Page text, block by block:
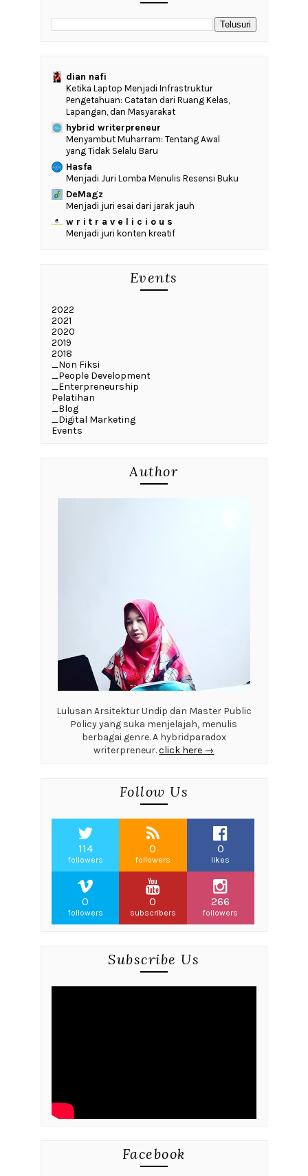
dian nafi
Ketika Laptop Menjadi Infrastruktur
Pengetahuan: Catatan dari Ruang Kelas,
Lapangan, dan Masyarakat
hybrid writerpreneur
Menyambut Muharram: Tentang Awal
yang Tidak Selalu Baru
Hasfa
Menjadi Juri Lomba Menulis Resensi Buku
DeMagz
Menjadi juri esai dari jarak jauh
w r i t r a v e l i c i o u s
Menjadi juri konten kreatif
Events
2022
2021
2020
2019
2018
_Non Fiksi
_People Development
_Enterpreneurship
Pelatihan
_Blog
_Digital Marketing
Events
Author
Lulusan Arsitektur Undip dan Master Public
Policy yang suka menjelajah, menulis
berbagai genre. A hybridparadox
writerpreneur.click here →
Follow Us
114
followers
0
followers
0
likes
0
followers
0
subscribers
266
followers
Subscribe Us
Facebook